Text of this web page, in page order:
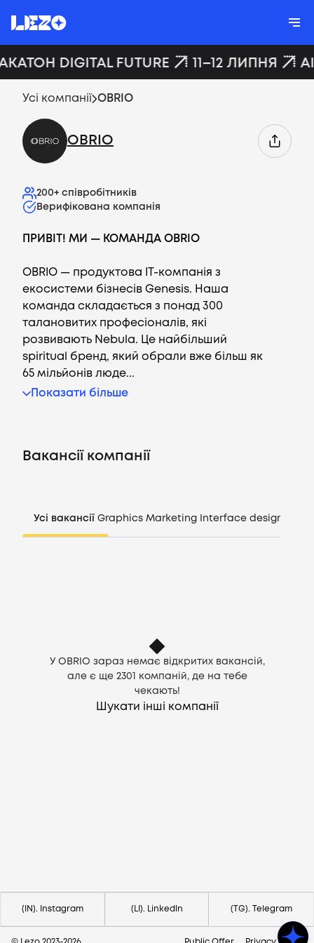
CV генератор
DIGITAL FUTURE 11–12 ЛИПНЯ
Усі компанії OBRIO
OBRIO
200+ співробітників
Верифікована компанія
ПРИВІТ! МИ — КОМАНДА OBRIO
OBRIO — продуктова IT-компанія з
екосистеми бізнесів Genesis. Наша
команда складається з понад 300
талановитих професіоналів, які
розвивають Nebula. Це найбільший
spiritual бренд, який обрали вже більш як
65 мільйонів люде...
Показати більше
Вакансії компанії
Усі вакансії Graphics Marketing Interface design
У OBRIO зараз немає відкритих вакансій,
але є ще 2301
компаній, де на тебе
чекають!
Шукати інші компанії
(IN). Instagram (LI). LinkedIn (TG). Telegram